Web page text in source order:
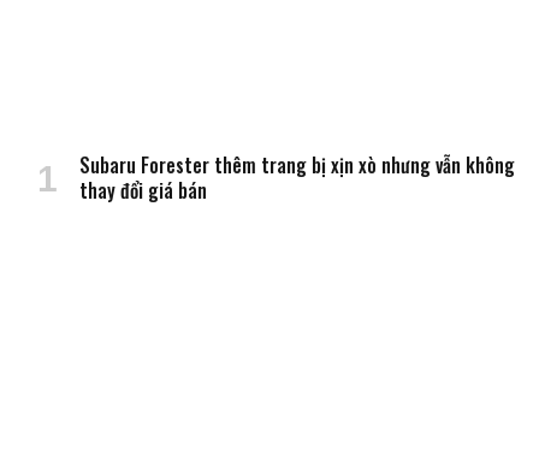
Subaru Forester thêm trang bị xịn xò nhưng vẫn không
thay đổi giá bán